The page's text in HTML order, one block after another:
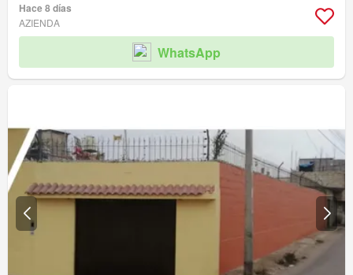
Hace 8 días
AZIENDA
WhatsApp